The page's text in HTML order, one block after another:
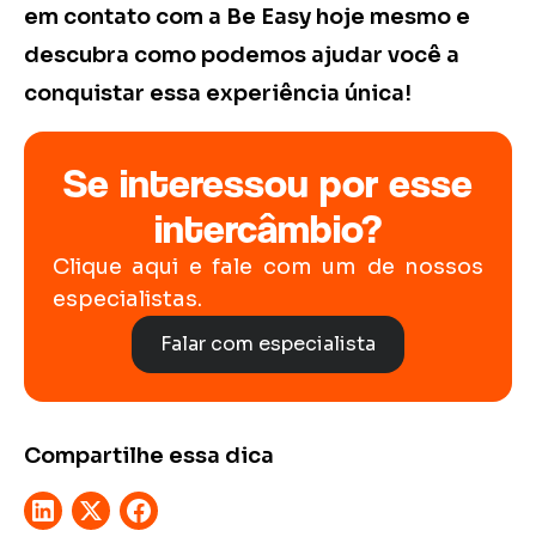
em contato com a Be Easy hoje mesmo e
descubra como podemos ajudar você a
conquistar essa experiência única!
Se interessou por esse
intercâmbio?
Clique aqui e fale com um de nossos
especialistas.
Falar com especialista
Compartilhe essa dica